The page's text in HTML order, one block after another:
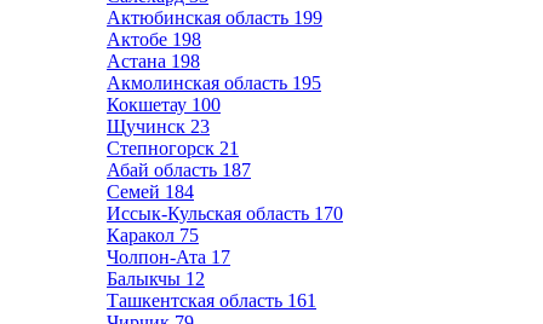
Актюбинская область 199
Актобе 198
Астана 198
Акмолинская область 195
Кокшетау 100
Щучинск 23
Степногорск 21
Абай область 187
Семей 184
Иссык-Кульская область 170
Каракол 75
Чолпон-Ата 17
Балыкчы 12
Ташкентская область 161